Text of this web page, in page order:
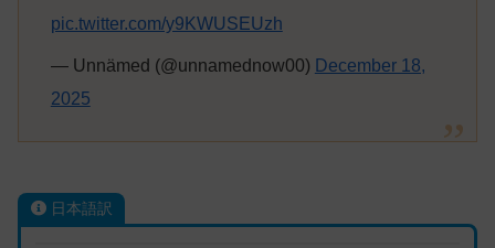
pic.twitter.com/y9KWUSEUzh
— Unnämed (@unnamednow00) December 18,
2025
日本語訳